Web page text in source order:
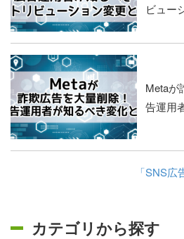
ビュー
Metaが
告運用
「SNS
カテゴリから探す